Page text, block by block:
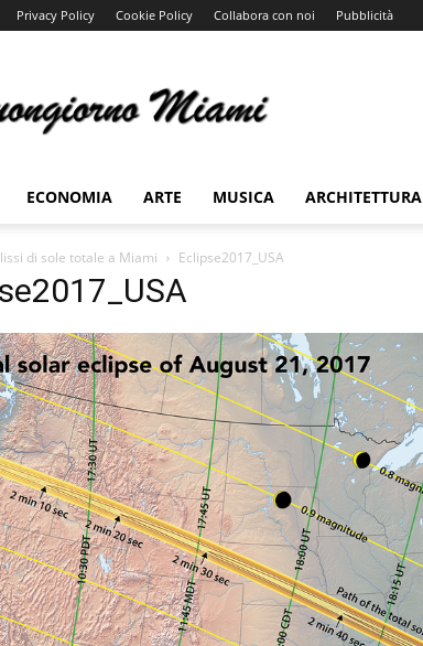
Privacy Policy Cookie Policy Collabora con noi Pubblicità
Miami
ECONOMIA ARTE MUSICA ARCHITETTURA
di sole totale a Miami Eclipse2017_USA